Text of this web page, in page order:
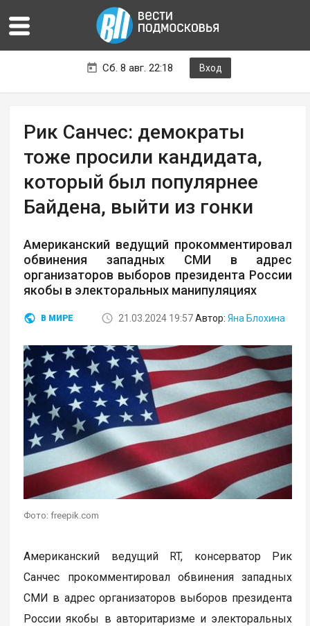
Сб. 8 авг. 22:18 Вход
Рик Санчес: демократы
тоже просили кандидата,
который был популярнее
Байдена, выйти из гонки
Американский ведущий прокомментировал
обвинения западных СМИ в адрес
организаторов выборов президента России
якобы в электоральных манипуляциях
В МИРЕ 21.03.2024 19:57 Автор:Яна Блохина
Фото: freepik.com
Американский ведущий RT, консерватор Рик
Санчес прокомментировал обвинения западных
СМИ в адрес организаторов выборов президента
России якобы в авторитаризме и электоральных